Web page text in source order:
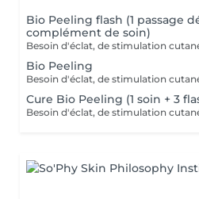
Bio Peeling flash (1 passage
complément de soin)
Bio Peeling
Cure Bio Peeling (1 soin + 3